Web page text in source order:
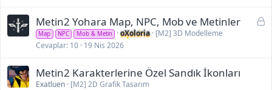
K
Metin2 Yohara Map, NPC, Mob ve Metinler
Map NPC Mob & Metin oXoloria [M2] 3D Modelleme
Cevaplar 10 19 Nis 2026
Metin2 Karakterlerine Özel Sandık İkonları
Exatluen [M2] 2D Grafik Tasarım